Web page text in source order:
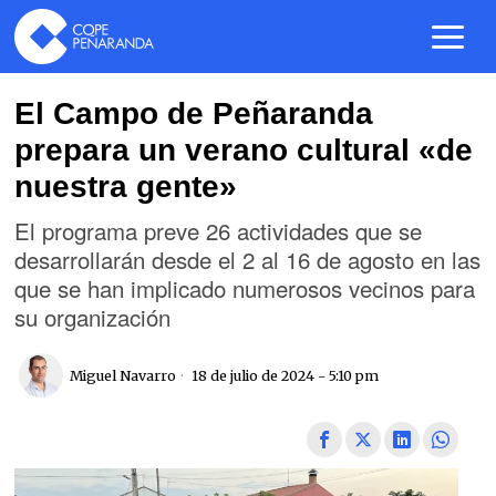
El Campo de Peñaranda
prepara un verano cultural «de
nuestra gente»
El programa preve 26 actividades que se
desarrollarán desde el 2 al 16 de agosto en las
que se han implicado numerosos vecinos para
su organización
Miguel Navarro 18 de julio de 2024 - 5:10 pm